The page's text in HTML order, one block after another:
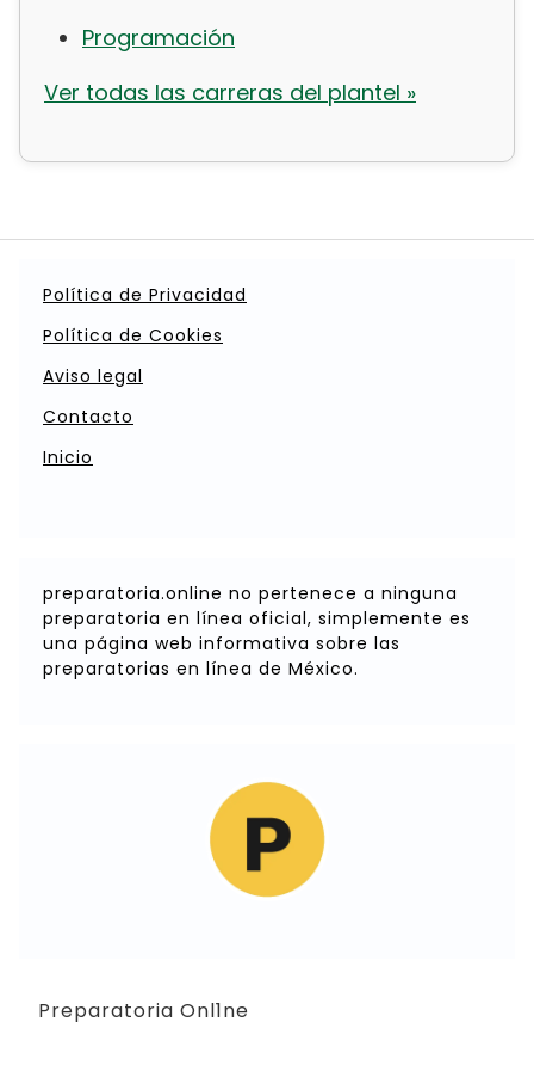
Programación
Ver todas las carreras del plantel »
Política de Privacidad
Política de Cookies
Aviso legal
Contacto
Inicio
preparatoria.online no pertenece a ninguna
preparatoria en línea oficial, simplemente es
una página web informativa sobre las
preparatorias en línea de México.
Preparatoria Onl1ne